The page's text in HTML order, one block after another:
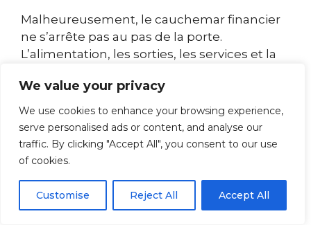
We value your privacy
We use cookies to enhance your browsing experience,
serve personalised ads or content, and analyse our
traffic. By clicking "Accept All", you consent to our use
of cookies.
Customise Reject All Accept All
Malheureusement, le cauchemar financier
ne s’arrête pas au pas de la porte.
L’alimentation, les sorties, les services et la
affichent des tarifs substantiellement plus
élevés qu’en France voisine.
Un simple café en terrasse peut facilement
coûter le double du prix niçois. Les courses
inflationniste.